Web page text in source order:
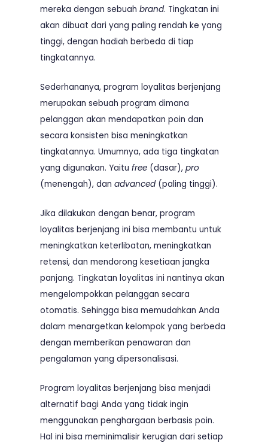
mereka dengan sebuah brand. Tingkatan ini
akan dibuat dari yang paling rendah ke yang
tinggi, dengan hadiah berbeda di tiap
tingkatannya.
Sederhananya, program loyalitas berjenjang
merupakan sebuah program dimana
pelanggan akan mendapatkan poin dan
secara konsisten bisa meningkatkan
tingkatannya. Umumnya, ada tiga tingkatan
yang digunakan. Yaitu free (dasar), pro
(menengah), dan advanced(paling tinggi).
Jika dilakukan dengan benar, program
loyalitas berjenjang ini bisa membantu untuk
meningkatkan keterlibatan, meningkatkan
retensi, dan mendorong kesetiaan jangka
panjang. Tingkatan loyalitas ini nantinya akan
mengelompokkan pelanggan secara
otomatis. Sehingga bisa memudahkan Anda
dalam menargetkan kelompok yang berbeda
dengan memberikan penawaran dan
pengalaman yang dipersonalisasi.
Program loyalitas berjenjang bisa menjadi
alternatif bagi Anda yang tidak ingin
menggunakan penghargaan berbasis poin.
Hal ini bisa meminimalisir kerugian dari setiap